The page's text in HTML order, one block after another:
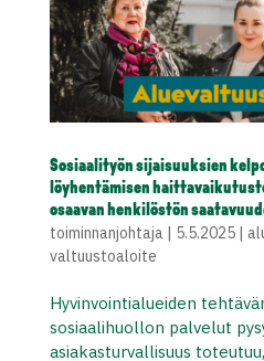
Sosiaalityön sijaisuuksien
löyhentämisen
osaavan henkilöstön
toiminnanjohtaja| 5.5.2025|
valtuustoaloite
Hyvinvointialueiden
sosiaalihuollon palvelut
asiakasturvallisuus